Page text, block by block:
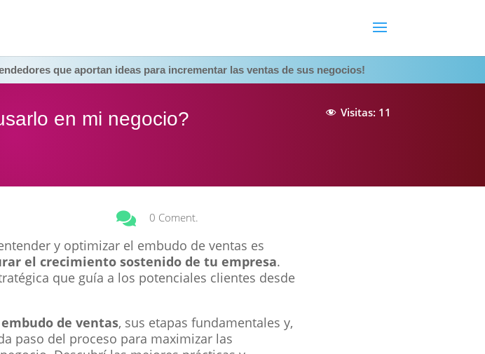
que aportan ideas para incrementar las ventas de sus negocios!
en mi negocio? Visitas: 11
 0 Coment.
y optimizar el embudo de ventas es
el crecimiento sostenido de tu empresa.
que guía a los potenciales clientes desde
de ventas, sus etapas fundamentales y,
paso del proceso para maximizar las